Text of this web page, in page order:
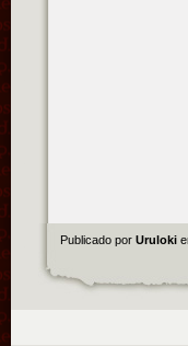
Publicado por Uruloki